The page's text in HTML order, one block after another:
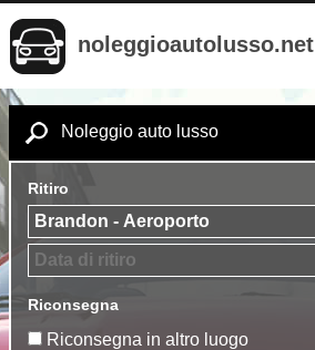
noleggioautolusso.net
Noleggio auto lusso
Ritiro
Riconsegna
Riconsegna in altro luogo